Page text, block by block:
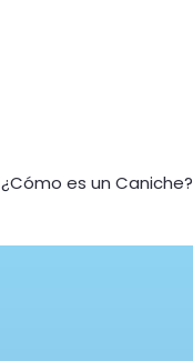
¿Cómo es un Caniche?